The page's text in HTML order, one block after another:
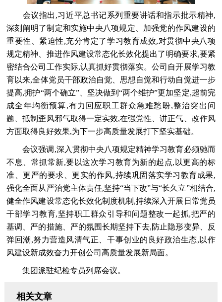
会议指出,习近平总书记系列重要讲话和指示批示精神,
深刻阐明了制定和实施中央八项规定、加强党的作风建设的
重要性、紧迫性,充分肯定了学习教育成效,对贯彻中央八项
规定精神、推进作风建设常态化长效化提出了明确要求,要紧
密结合公司工作实际,认真抓好贯彻落实。公司自开展学习教
育以来,全体党员干部政治自觉、思想自觉和行动自觉进一步
提高,拥护“两个确立”、坚决做到“两个维护”更加坚定,超前完
成全年均衡预算,有力回应职工群众急难愁盼,整治突出问
题、抵制歪风邪气取得一定实效,在强党性、讲正气、改作风
方面取得良好效果,为下一步高质量发展打下坚实基础。
会议强调,深入贯彻中央八项规定精神学习教育必须驰而
不息、常抓常新,要以这次学习教育为新的起点,以更高的标
准、更严的要求、更实的作风,持续巩固落实学习教育成果,
强化全面从严治党主体责任,坚持“当下改”与“长久立”相结合,
健全作风建设常态化长效化制度机制,持续深入开展日常党员
干部学习教育,坚持职工群众引导和问题整改一起抓,把严的
基调、严的措施、严的氛围长期坚持下去,防止隐形变异、反
弹回潮,努力营造风清气正、干事创业的良好政治生态,以作
风建设新成效奋力开创公司高质量发展新局面。
集团派驻纪检专员列席会议。
相关文章